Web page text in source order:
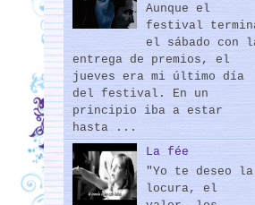
Aunque el
festival
el sábado con
entrega de premios, el
jueves era mi último día
del festival. En un
principio iba a estar
hasta ...
La fée
"Yo te deseo la
locura, el